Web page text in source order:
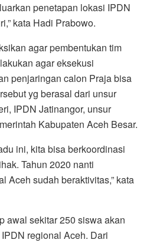
penetapan lokasi IPDN
kata Hadi Prabowo.
agar pembentukan tim
agar eksekusi
penjaringan calon Praja bisa
yg berasal dari unsur
IPDN Jatinangor, unsur
Kabupaten Aceh Besar.
ini, kita bisa berkoordinasi
Tahun 2020 nanti
Aceh sudah beraktivitas,” kata
awal sekitar 250 siswa akan
regional Aceh. Dari